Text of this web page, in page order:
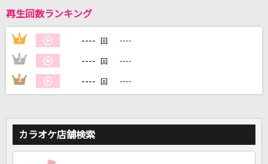
カラオケをもっと楽しもう！
家族や友達と一緒に！練習にも！
再生回数ランキング
1 ---- 回 ----
2 ---- 回 ----
3 ---- 回 ----
カラオケ店舗検索